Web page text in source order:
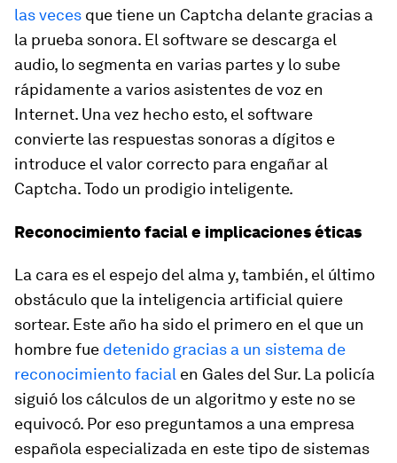
las veces que tiene un Captcha delante gracias a
la prueba sonora. El software se descarga el
audio, lo segmenta en varias partes y lo sube
rápidamente a varios asistentes de voz en
Internet. Una vez hecho esto, el software
convierte las respuestas sonoras a dígitos e
introduce el valor correcto para engañar al
Captcha. Todo un prodigio inteligente.
Reconocimiento facial e implicaciones éticas
La cara es el espejo del alma y, también, el último
obstáculo que la inteligencia artificial quiere
sortear. Este año ha sido el primero en el que un
hombre fue detenido gracias a un sistema de
reconocimiento facial en Gales del Sur. La policía
siguió los cálculos de un algoritmo y este no se
equivocó. Por eso preguntamos a una empresa
española especializada en este tipo de sistemas